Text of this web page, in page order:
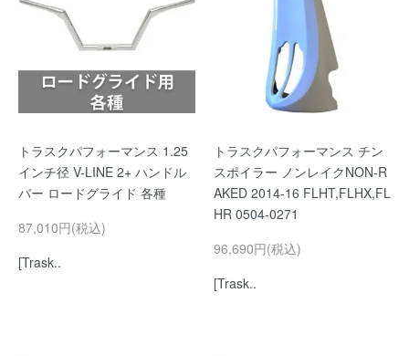
トラスクパフォーマンス 1.25
インチ径 V-LINE 2+ ハンドル
バー ロードグライド 各種
87,010円(税込)
[Trask..
トラスクパフォーマンス チン
スポイラー ノンレイクNON-R
AKED 2014-16 FLHT,FLHX,FL
HR 0504-0271
96,690円(税込)
[Trask..